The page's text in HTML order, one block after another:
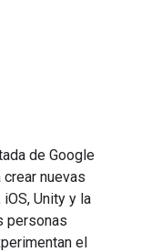
de Google
nuevas
Unity y la
personas
el